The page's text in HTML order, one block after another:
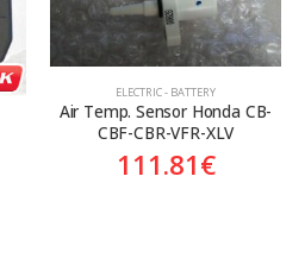
ELECTRIC - BATTERY
Air Temp. Sensor Honda CB-
CBF-CBR-VFR-XLV
111.81€